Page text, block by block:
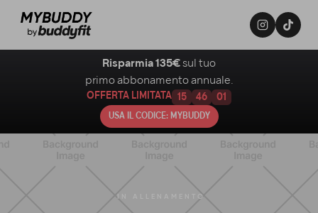
IN ALLENAMENTO
Risparmia 135€ sul tuo
primo abbonamento annuale.
OFFERTA LIMITATA 15 46 00
USA IL CODICE: MYBUDDY